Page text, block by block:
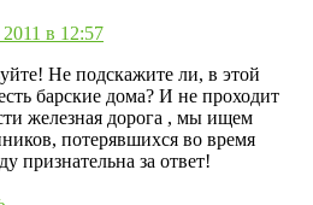
в 12:57
Не подскажите ли, в этой
барские дома? И не проходит
железная дорога , мы ищем
потерявшихся во время
признательна за ответ!